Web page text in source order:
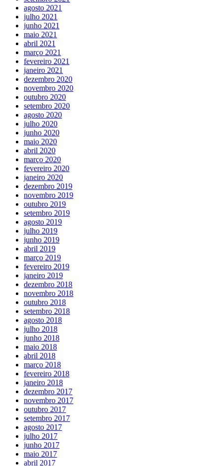
agosto 2021
julho 2021
junho 2021
maio 2021
abril 2021
março 2021
fevereiro 2021
janeiro 2021
dezembro 2020
novembro 2020
outubro 2020
setembro 2020
agosto 2020
julho 2020
junho 2020
maio 2020
abril 2020
março 2020
fevereiro 2020
janeiro 2020
dezembro 2019
novembro 2019
outubro 2019
setembro 2019
agosto 2019
julho 2019
junho 2019
abril 2019
março 2019
fevereiro 2019
janeiro 2019
dezembro 2018
novembro 2018
outubro 2018
setembro 2018
agosto 2018
julho 2018
junho 2018
maio 2018
abril 2018
março 2018
fevereiro 2018
janeiro 2018
dezembro 2017
novembro 2017
outubro 2017
setembro 2017
agosto 2017
julho 2017
junho 2017
maio 2017
abril 2017